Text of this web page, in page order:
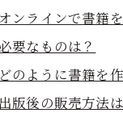
オンラインで書籍
要なものは？
どのように書籍を
出版後の販売方法